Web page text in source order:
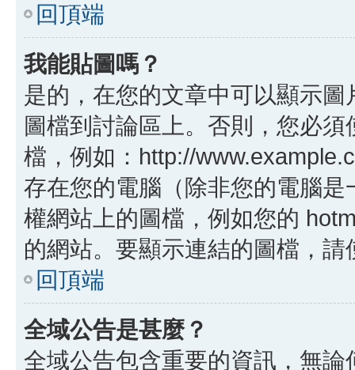
回頂端
我能貼圖嗎？
是的，在您的文章中可以顯示
圖檔到討論區上。否則，您必
檔，例如：http://
存在您的電腦（除非您的電腦
權網站上的圖檔，例如您的
的網站。要顯示連結的圖檔，
回頂端
全域公告是甚麼？
全域公告包含重要的資訊，無